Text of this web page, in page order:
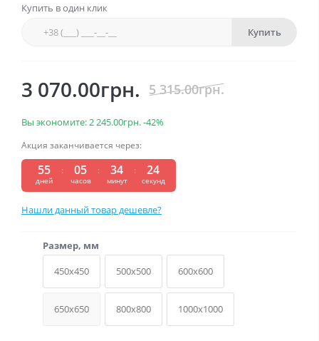
Купить в один клик
Купить
3 070.00грн. 5 315.00грн.
Вы экономите:2 245.00грн.-42%
Акция заканчивается через:
55
дней
: 05
часов
: 34
минут
: 24
секунд
Нашли данный товар дешевле?
Размер, мм
450x450
500x500 600x600
650x650 800x800 1000x1000